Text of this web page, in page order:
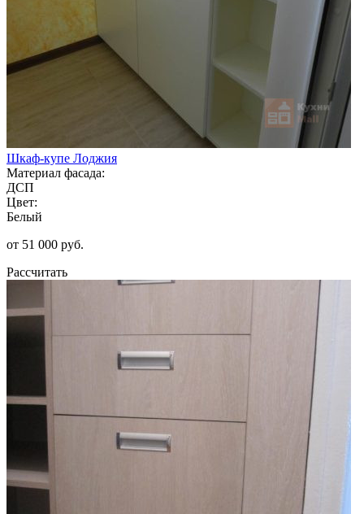
Шкаф-купе Лоджия
Материал фасада:
ДСП
Цвет:
Белый
от 51 000 руб.
Рассчитать